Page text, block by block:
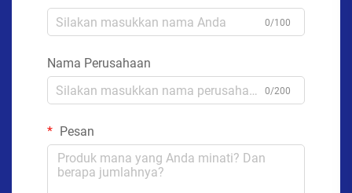
0/100
Nama Perusahaan
0/200
Pesan